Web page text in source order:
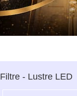
Filtre - Lustre LED